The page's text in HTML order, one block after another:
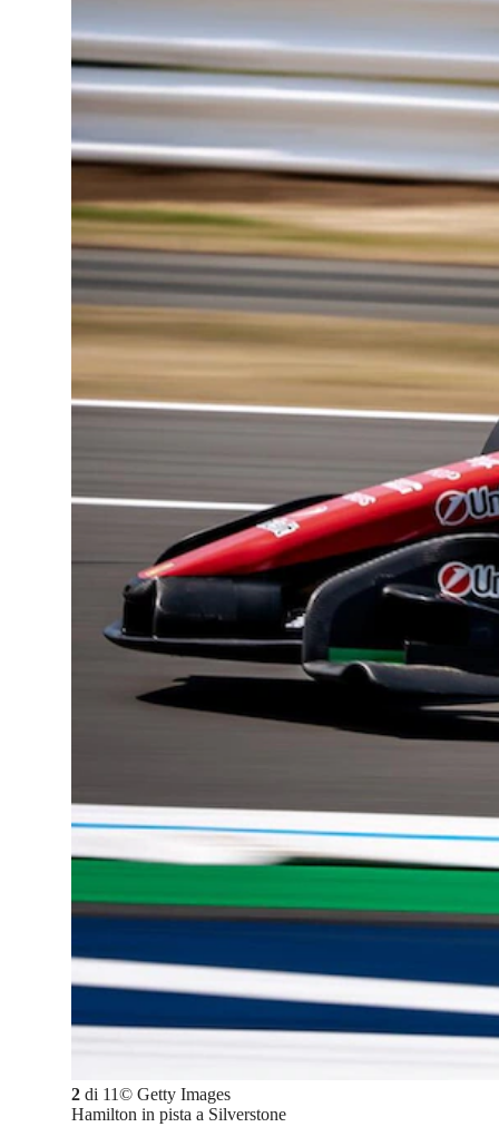
2 di 11© Getty Images
Hamilton in pista a Silverstone